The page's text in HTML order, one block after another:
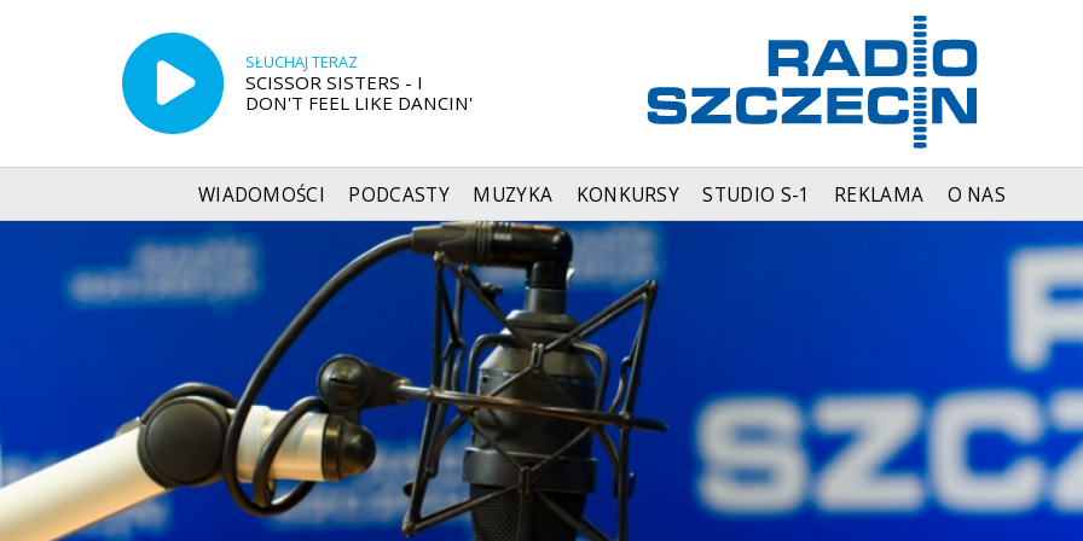
SŁUCHAJ TERAZ
SCISSOR SISTERS - I
DON'T FEEL LIKE DANCIN'
WIADOMOŚCI PODCASTY MUZYKA KONKURSY STUDIO S-1 REKLAMA O NAS